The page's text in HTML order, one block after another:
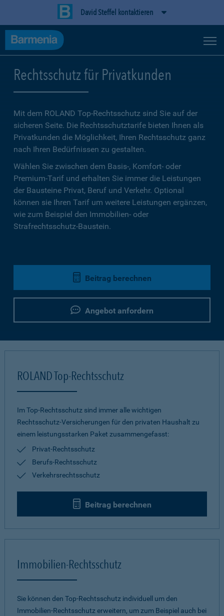
David Steffel kontaktieren
Rechtsschutz für Privatkunden
Mit dem ROLAND Top-Rechtsschutz sind Sie auf der
sicheren Seite. Die Rechtsschutztarife bieten Ihnen als
Privatkunden die Möglichkeit, Ihren Rechtsschutz ganz
nach Ihren Bedürfnissen zu gestalten.
Wählen Sie zwischen dem Basis-, Komfort- oder
Premium-Tarif und erhalten Sie immer die Leistungen
der Bausteine Privat, Beruf und Verkehr. Optional
können sie Ihren Tarif um weitere Leistungen ergänzen,
wie zum Beispiel den Immobilien- oder
Strafrechtsschutz-Baustein.
Beitrag berechnen
Angebot anfordern
ROLAND Top-Rechtsschutz
Im Top-Rechtsschutz sind immer alle wichtigen
Rechtsschutz-Versicherungen für den privaten Haushalt zu
einem leistungsstarken Paket zusammengefasst:
Privat-Rechtsschutz
Berufs-Rechtsschutz
Verkehrsrechtsschutz
Beitrag berechnen
Immobilien-Rechtsschutz
Sie können den Top-Rechtsschutz individuell um den
Immobilien-Rechtsschutz erweitern, um zum Beispiel auch bei